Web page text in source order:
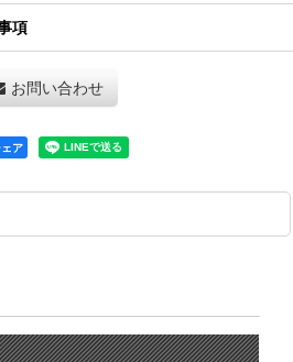
項
お問い合わせ
ア